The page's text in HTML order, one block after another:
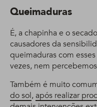
Queimaduras
É, a chapinha e o
causadores da
queimaduras com
vezes, nem
Também é muito
do sol,após realizar